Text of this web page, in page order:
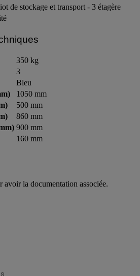
de stockage et transport - 3 étagère
350 kg
3
Bleu
1050 mm
500 mm
860 mm
900 mm
160 mm
avoir la documentation associée.